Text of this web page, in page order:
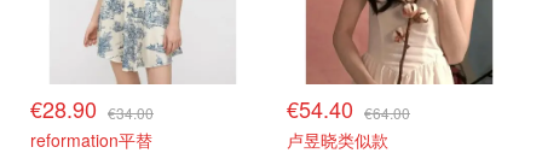
€28.90 €34.00
reformation平替
€54.40 €64.00
卢昱晓类似款